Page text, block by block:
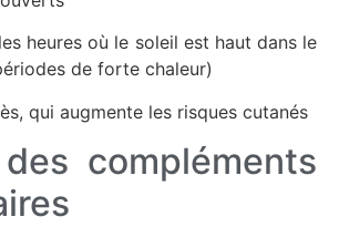
heures où le soleil est haut dans le
de forte chaleur)
qui augmente les risques cutanés
compléments